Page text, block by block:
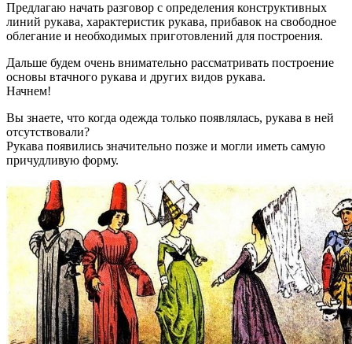
Предлагаю начать разговор с определения конструктивных
линий рукава, характеристик рукава, прибавок на свободное
облегание и необходимых приготовлений для построения.
Дальше будем очень внимательно рассматривать построение
основы втачного рукава и других видов рукава.
Начнем!
Вы знаете, что когда одежда только появлялась, рукава в ней
отсутствовали?
Рукава появились значительно позже и могли иметь самую
причудливую форму.